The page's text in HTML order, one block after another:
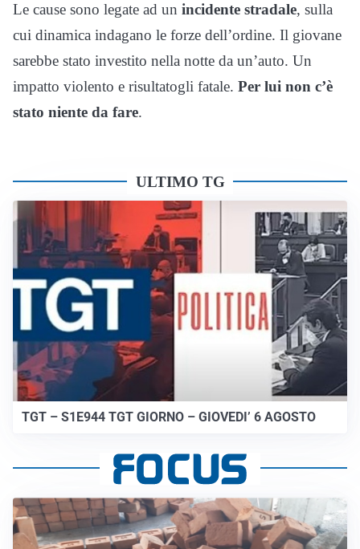
Le cause sono legate ad un incidente stradale, sulla
cui dinamica indagano le forze dell’ordine. Il giovane
sarebbe stato investito nella notte da un’auto. Un
impatto violento e risultatogli fatale. Per lui non c’è
stato niente da fare.
ULTIMO TG
TGT – S1E944 TGT GIORNO – GIOVEDI’ 6 AGOSTO